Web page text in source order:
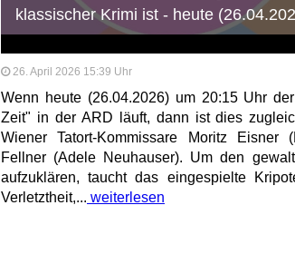
klassischer Krimi ist - heute
26. April 2026 15:39 Uhr
Wenn heute (26.04.2026) um 20:15 Uhr
Zeit" in der ARD läuft, dann ist dies
Wiener Tatort-Kommissare Moritz Eisner
Fellner (Adele Neuhauser). Um den
aufzuklären, taucht das eingespielte
Verletztheit,... weiterlesen